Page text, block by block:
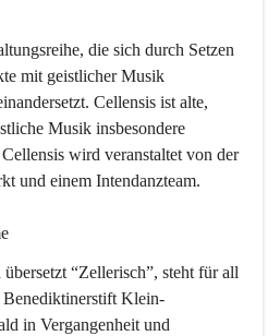
die sich durch Setzen
mit geistlicher Musik
Cellensis ist alte,
Musik insbesondere
wird veranstaltet von der
und einem Intendanzteam.
“Zellerisch”, steht für all
Benediktinerstift Klein-
in Vergangenheit und